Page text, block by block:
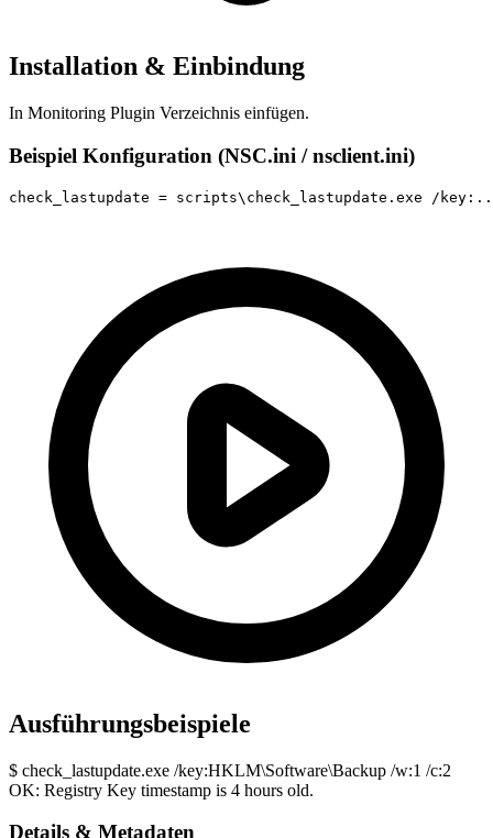
Installation & Einbindung
In Monitoring Plugin Verzeichnis einfügen.
Beispiel Konfiguration (NSC.ini / nsclient.ini)
check_lastupdate = scripts\check_lastupdate.exe /
Ausführungsbeispiele
$ check_lastupdate.exe /key:HKLM\Software\Backup /w:1 /c:2
OK: Registry Key timestamp is 4 hours old.
Details & Metadaten